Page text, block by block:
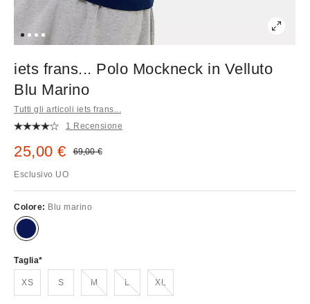
iets frans... Polo Mockneck in Velluto
Blu Marino
Tutti gli articoli iets frans...
1 Recensione
Prezzo di vendita:
25,00 € Prezzo originale:
69,00 €
Esclusivo UO
Colore: Blu marino
Taglia
XS S MEsaurito!
LEsaurito!
XLEsaurito!